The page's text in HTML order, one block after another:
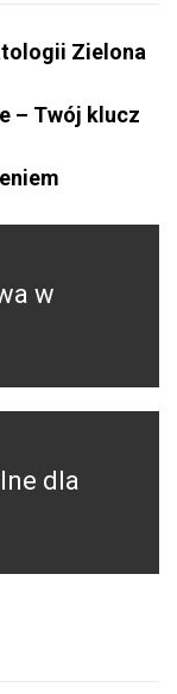
Zielona
– Twój klucz
w
dla